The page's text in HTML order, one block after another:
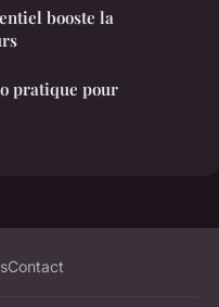
booste la
pratique pour
Contact